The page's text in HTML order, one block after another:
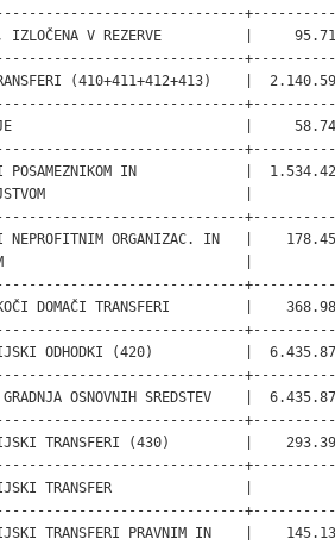
IZLOČENA V REZERVE          |
(410+411+412+413)    |
|
POSAMEZNIKOM IN             |
|
ORGANIZAC. IN   |
|
DOMAČI TRANSFERI         |
ODHODKI (420)           |
OSNOVNIH SREDSTEV    |
TRANSFERI (430)         |
TRANSFER                |
TRANSFERI PRAVNIM IN    |